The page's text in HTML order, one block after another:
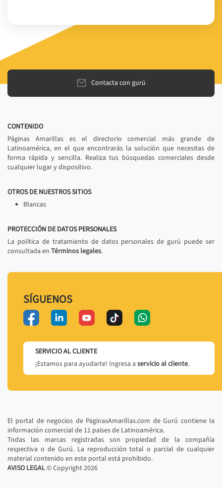
Contacta con gurú
CONTENIDO
Páginas Amarillas es el directorio comercial más grande de
Latinoamérica, en el que encontrarás la solución que necesitas de
forma rápida y sencilla. Realiza tus búsquedas comerciales desde
cualquier lugar y dispositivo.
OTROS DE NUESTROS SITIOS
Blancas
PROTECCIÓN DE DATOS PERSONALES
La política de tratamiento de datos personales de gurú puede ser
consultada en Términos legales.
SÍGUENOS
SERVICIO AL CLIENTE
¡Estamos para ayudarte! Ingresa a servicio al cliente.
El portal de negocios de PaginasAmarillas.com de Gurú contiene la
información comercial de 11 países de Latinoamérica.
Todas las marcas registradas son propiedad de la compañía
respectiva o de Gurú. La reproducción total o parcial de cualquier
material contenido en este portal está prohibido.
AVISO LEGAL© Copyright2026